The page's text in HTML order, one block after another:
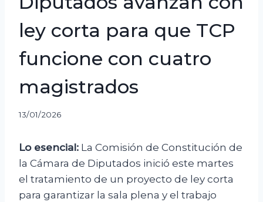
ley corta para que TCP
funcione con cuatro
magistrados
13/01/2026
Lo esencial: La Comisión de Constitución de
la Cámara de Diputados inició este martes
el tratamiento de un proyecto de ley corta
para garantizar la sala plena y el trabajo